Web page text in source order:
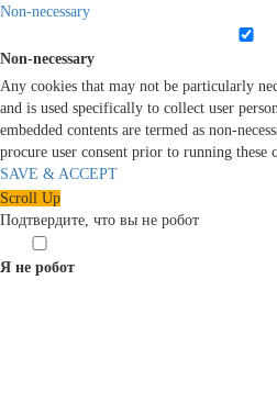
Non-necessary
Non-necessary
Any cookies that may not be particularly
and is used specifically to collect user
embedded contents are termed as non-
procure user consent prior to running these
SAVE & ACCEPT
Scroll Up
Подтвердите, что вы не робот
Я не робот